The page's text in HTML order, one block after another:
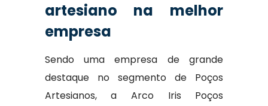
artesiano na melhor
empresa
Sendo uma empresa de grande
destaque no segmento de Poços
Artesianos, a Arco Iris Poços